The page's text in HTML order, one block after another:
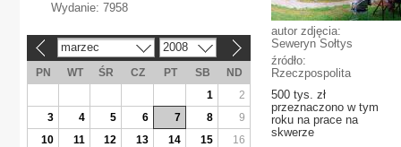
autor zdjęcia:
Seweryn Sołtys
źródło:
Rzeczpospolita
500 tys. zł
przeznaczono w tym
roku na prace na
skwerze
Wydanie: 7958
marzec 2008
PN WT ŚR CZ PT SB
ND
1
2
3
4 5 6 7 8
9
10
11 12 13 14 15
16